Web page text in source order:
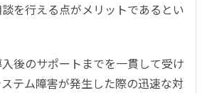
を行える点がメリットであるとい
後のサポートまでを一貫して受け
テム障害が発生した際の迅速な対